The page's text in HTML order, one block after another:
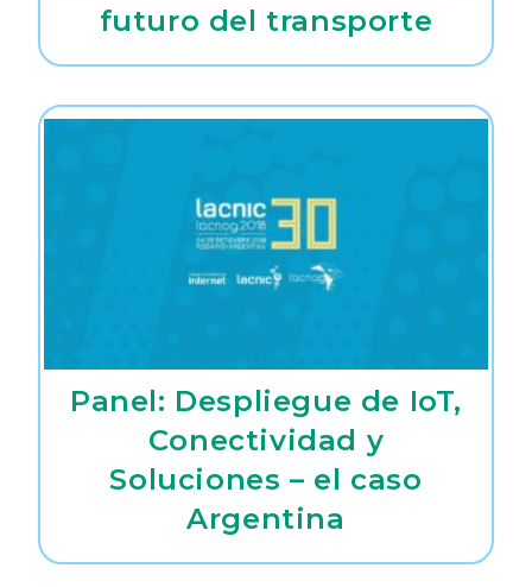
futuro del transporte
Panel: Despliegue de IoT,
Conectividad y
Soluciones – el caso
Argentina